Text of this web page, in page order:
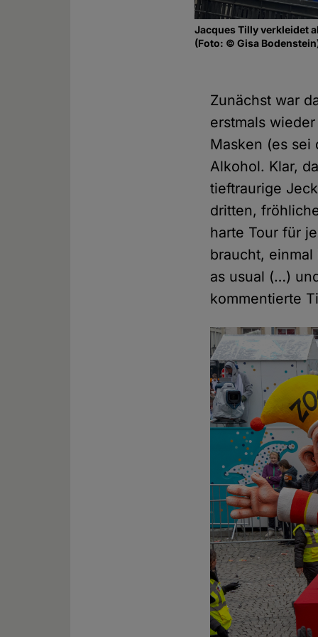
Jacques Tilly verkleidet
(Foto: © Gisa
Zunächst war
erstmals
Masken (es
Alkohol. Klar,
tieftraurige
dritten,
harte Tour für
braucht,
as usual (…)
kommentierte